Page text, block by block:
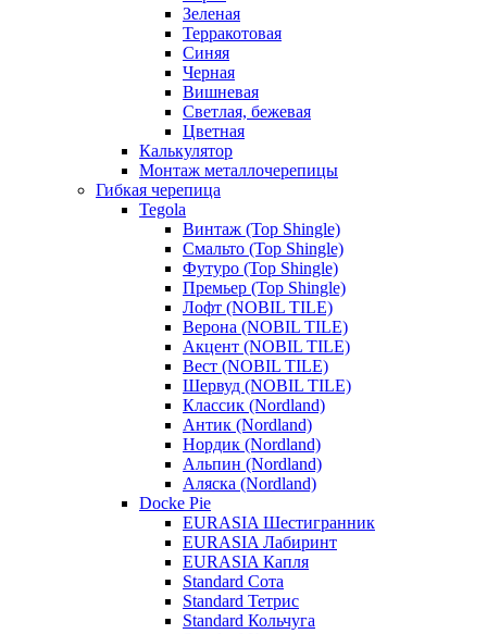
Зеленая
Терракотовая
Синяя
Черная
Вишневая
Светлая, бежевая
Цветная
Калькулятор
Монтаж металлочерепицы
Гибкая черепица
Tegola
Винтаж (Top Shingle)
Смальто (Top Shingle)
Футуро (Top Shingle)
Премьер (Top Shingle)
Лофт (NOBIL TILE)
Верона (NOBIL TILE)
Акцент (NOBIL TILE)
Вест (NOBIL TILE)
Шервуд (NOBIL TILE)
Классик (Nordland)
Антик (Nordland)
Нордик (Nordland)
Альпин (Nordland)
Аляска (Nordland)
Docke Pie
EURASIA Шестигранник
EURASIA Лабиринт
EURASIA Капля
Standard Сота
Standard Тетрис
Standard Кольчуга